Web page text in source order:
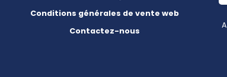
Conditions générales de vente web
Contactez-nous